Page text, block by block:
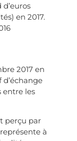
en 2017.
2017 en
entre les
perçu par
à